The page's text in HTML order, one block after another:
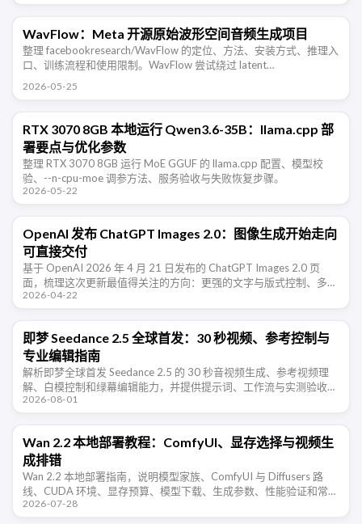
WavFlow：Meta 开源原始波形空间音频生成项目
整理 facebookresearch/WavFlow 的定位、方法、安装方式、推理入
口、训练流程和使用限制。WavFlow 尝试绕过 latent
2026-05-25
RTX 3070 8GB 本地运行 Qwen3.6-35B：llama.cpp 部
署要点与优化参数
整理 RTX 3070 8GB 运行 MoE GGUF 的 llama.cpp 配置、模型校
验、--n-cpu-moe 调参方法、服务验收与失败恢复步骤。
2026-05-22
OpenAI 发布 ChatGPT Images 2.0：图像生成开始走向
可直接交付
基于 OpenAI 2026 年 4 月 21 日发布的 ChatGPT Images 2.0 页
面，梳理这次更新最值得关注的方向：更强的文字与版式控制、多语
言能力、更宽的风格覆盖，以及图像生成从“出 …
2026-04-22
即梦 Seedance 2.5 全球首发：30 秒视频、参考控制与
专业编辑指南
解析即梦全球首发 Seedance 2.5 的 30 秒音视频生成、参考视频理
解、白模控制和绿幕编辑能力，并提供提示词、工作流与实测验收方
法。
2026-08-01
Wan 2.2 本地部署教程：ComfyUI、显存选择与视频生
成排错
Wan 2.2 本地部署指南，说明模型家族、ComfyUI 与 Diffusers 路
线、CUDA 环境、显存预算、模型下载、生成参数、性能验证和常见
错误。
2026-07-28